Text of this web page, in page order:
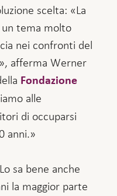
scelta: «La
un tema molto
nei confronti del
afferma Werner
Fondazione
alle
di occuparsi
anni.»
sa bene anche
la maggior parte